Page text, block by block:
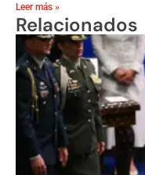
Leer más »
Relacionados